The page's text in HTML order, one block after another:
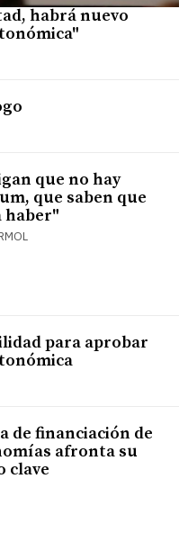
habrá nuevo
que no hay
que saben que
haber"
para aprobar
de financiación de
afronta su
clave